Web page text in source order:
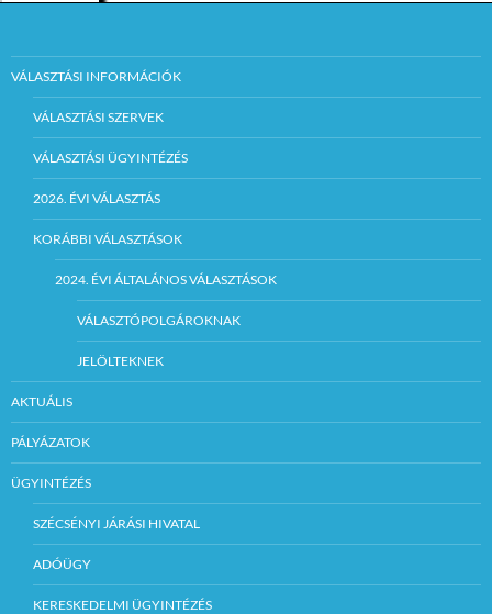
VÁLASZTÁSI INFORMÁCIÓK
VÁLASZTÁSI SZERVEK
VÁLASZTÁSI ÜGYINTÉZÉS
2026. ÉVI VÁLASZTÁS
KORÁBBI VÁLASZTÁSOK
2024. ÉVI ÁLTALÁNOS VÁLASZTÁSOK
VÁLASZTÓPOLGÁROKNAK
JELÖLTEKNEK
AKTUÁLIS
PÁLYÁZATOK
ÜGYINTÉZÉS
SZÉCSÉNYI JÁRÁSI HIVATAL
ADÓÜGY
KERESKEDELMI ÜGYINTÉZÉS